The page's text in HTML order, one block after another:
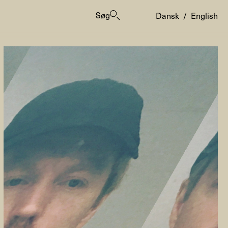
Søg Dansk / English